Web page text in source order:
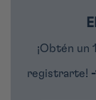
¡Obtén un
registrarte!